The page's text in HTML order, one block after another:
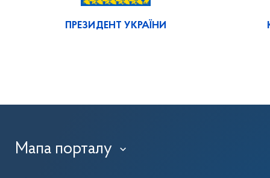
ПРЕЗИДЕНТ УКРАЇНИ
Мапа порталу ›